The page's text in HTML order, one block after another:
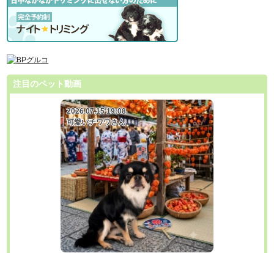
注目のペット動画
2026.07.15 19:08
可愛いチワワさん
2026.07.15 19:08
可愛いチワワさん